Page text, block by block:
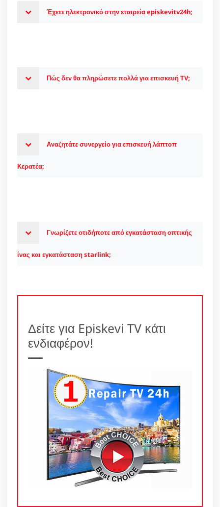
Έχετε ηλεκτρονικό στην εταιρεία episkevitv24h;
Πώς δεν θα πληρώσετε πολλά για επισκευή TV;
Αναζητάτε συνεργείο για επισκευή λάπτοπ
Κερατέα;
Γνωρίζετε οτιδήποτε από εγκατάσταση οπτικής
ίνας και εγκατάσταση starlink;
Δείτε για Episkevi TV κάτι
ενδιαφέρον!